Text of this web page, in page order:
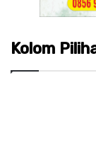
Kolom